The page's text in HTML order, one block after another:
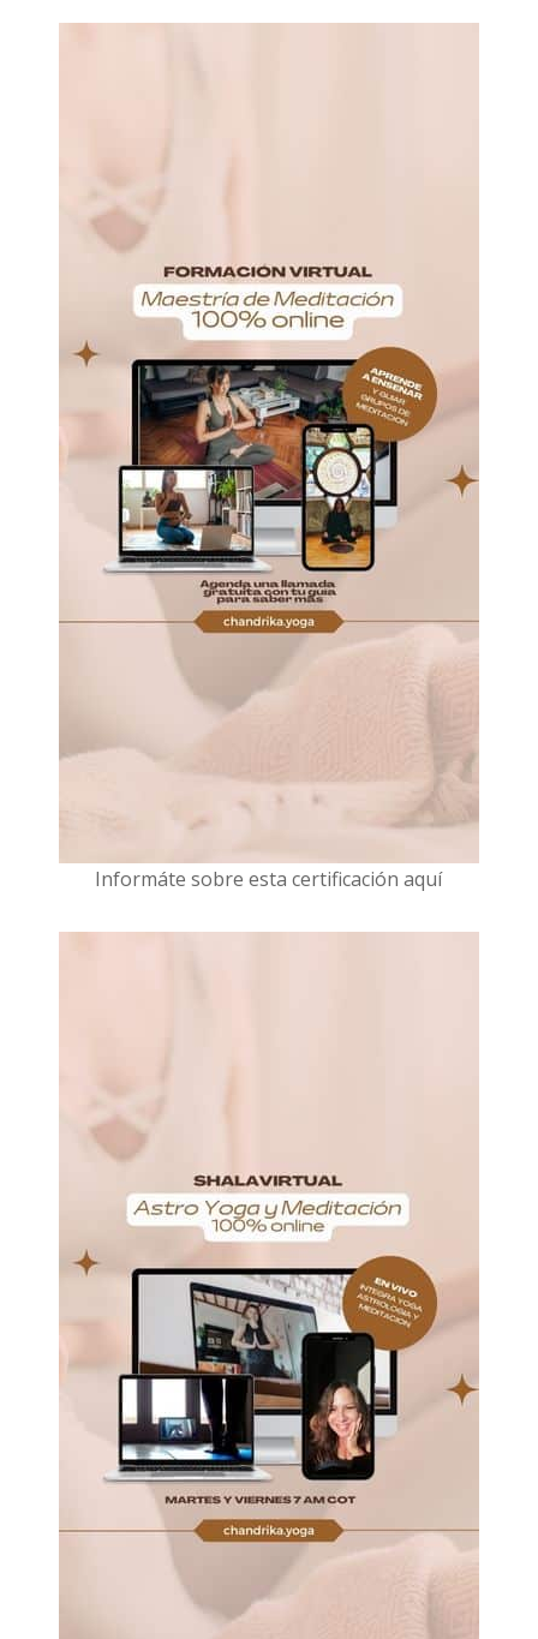
Informáte sobre esta certificación aquí